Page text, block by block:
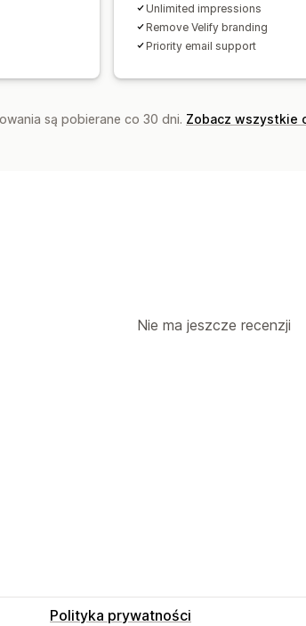
Unlimited impressions
Remove Velify branding
Priority email support
są pobierane co 30 dni. Zobacz wszystkie
Nie ma jeszcze recenzji
Polityka prywatności